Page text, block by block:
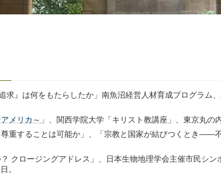
』は何をもたらしたか」南魚沼経営人材育成プログラム
メリカ～ 」、関西学院大学「キリスト教講座」、東京丸の
重することは可能か」、「宗教と国家が結びつくとき――
クロージングアドレス」、日本生物地理学会主催市民シ
。